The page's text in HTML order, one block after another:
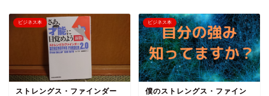
ビジネス本
ストレングス・ファインダー
ビジネス本
僕のストレングス・ファイン